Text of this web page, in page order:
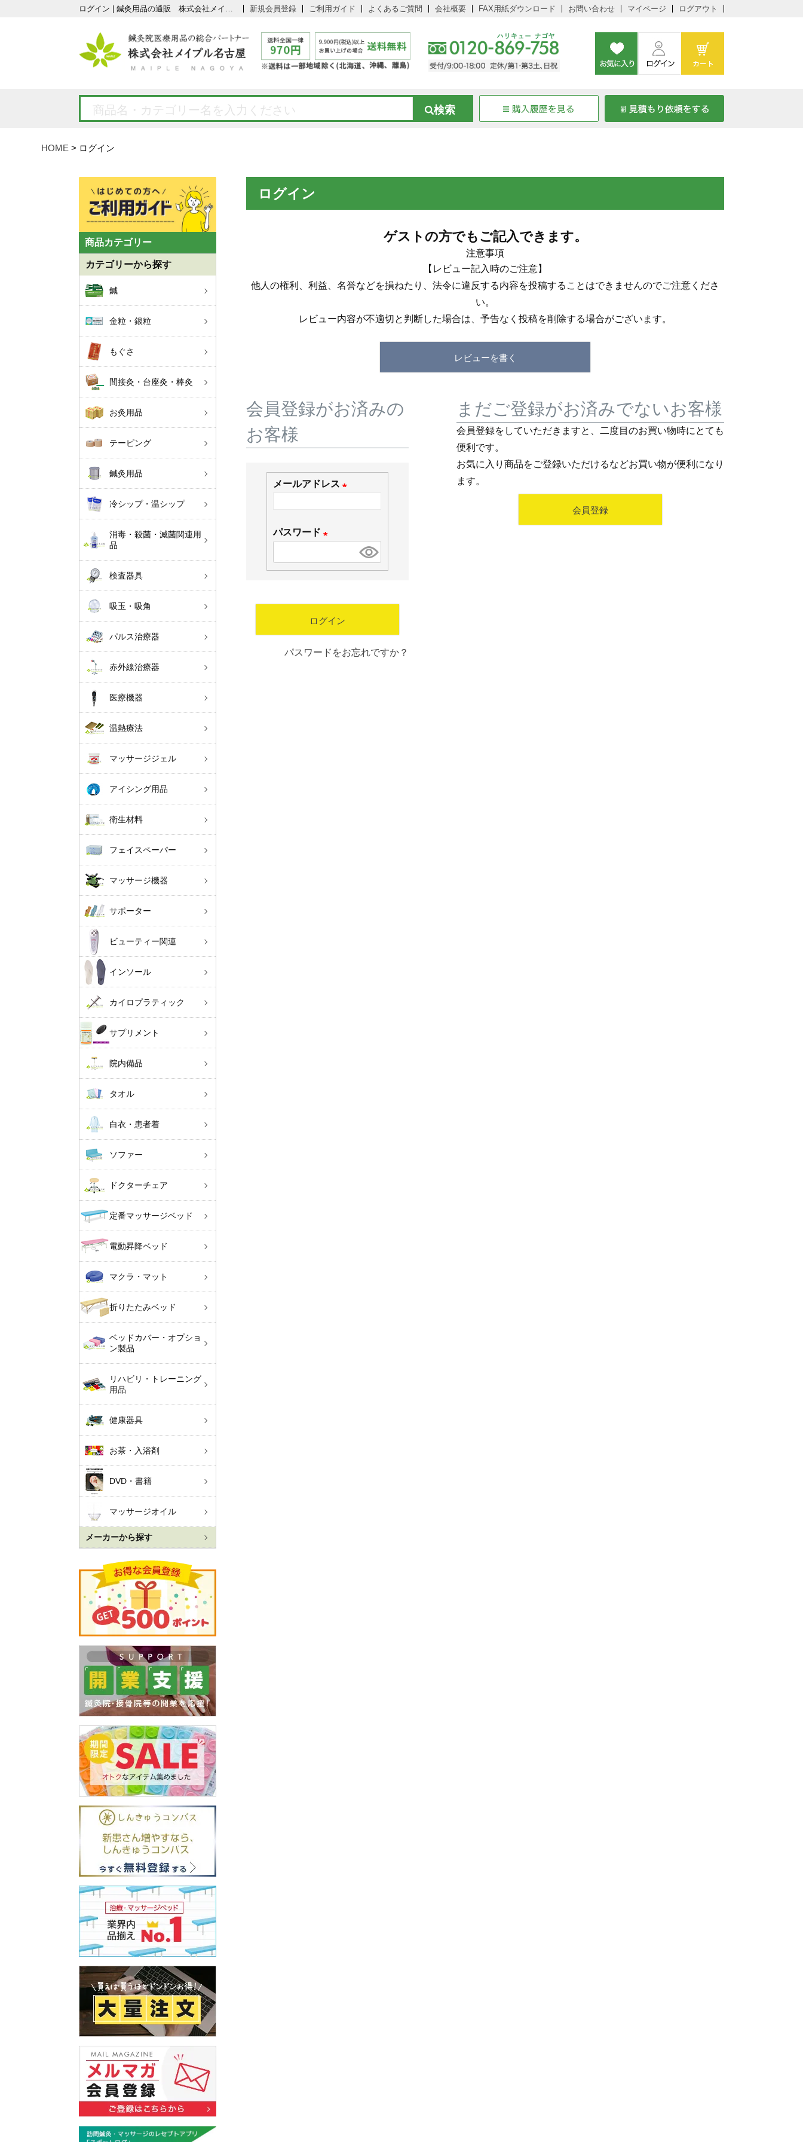
ログイン | 鍼灸用品の通販 株式会社メイプル名古屋 新規会員登録 ご利用ガイド よくあるご質問 会社概要 FAX用紙ダウンロード お問い合わせ マイページ ログアウト
HOME ログイン
商品カテゴリー
カテゴリーから探す
鍼
金粒・銀粒
もぐさ
間接灸・台座灸・棒灸
お灸用品
テーピング
鍼灸用品
冷シップ・温シップ
消毒・殺菌・滅菌関連用
品
検査器具
吸玉・吸角
パルス治療器
赤外線治療器
医療機器
温熱療法
マッサージジェル
アイシング用品
衛生材料
フェイスペーパー
マッサージ機器
サポーター
ビューティー関連
インソール
カイロプラティック
サプリメント
院内備品
タオル
白衣・患者着
ソファー
ドクターチェア
定番マッサージベッド
電動昇降ベッド
マクラ・マット
折りたたみベッド
ベッドカバー・オプショ
ン製品
リハビリ・トレーニング
用品
健康器具
お茶・入浴剤
DVD・書籍
マッサージオイル
メーカーから探す
ログイン
ゲストの方でもご記入できます。
注意事項
【レビュー記入時のご注意】
他人の権利、利益、名誉などを損ねたり、法令に違反する内容を投稿することはできませんのでご注意くださ
い。
レビュー内容が不適切と判断した場合は、予告なく投稿を削除する場合がございます。
レビューを書く
会員登録がお済みの
お客様
メールアドレス
須
パスワード
必
)
ログイン
パスワードをお忘れですか？
まだご登録がお済みでないお客様
会員登録をしていただきますと、二度目のお買い物時にとても
便利です。
お気に入り商品をご登録いただけるなどお買い物が便利になり
ます。
会員登録